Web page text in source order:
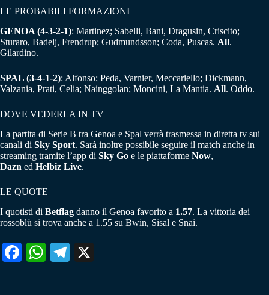
LE PROBABILI FORMAZIONI
GENOA (4-3-2-1): Martinez; Sabelli, Bani, Dragusin, Criscito;
Sturaro, Badelj, Frendrup; Gudmundsson; Coda, Puscas. All.
Gilardino.
SPAL (3-4-1-2): Alfonso; Peda, Varnier, Meccariello; Dickmann,
Valzania, Prati, Celia; Nainggolan; Moncini, La Mantia. All. Oddo.
DOVE VEDERLA IN TV
La partita di Serie B tra Genoa e Spal verrà trasmessa in diretta tv sui
canali di Sky Sport. Sarà inoltre possibile seguire il match anche in
streaming tramite l’app di Sky Go e le piattaforme Now,
Dazn ed Helbiz Live.
LE QUOTE
I quotisti di Betflag danno il Genoa favorito a 1.57. La vittoria dei
rossoblù si trova anche a 1.55 su Bwin, Sisal e Snai.
Fa W
Te